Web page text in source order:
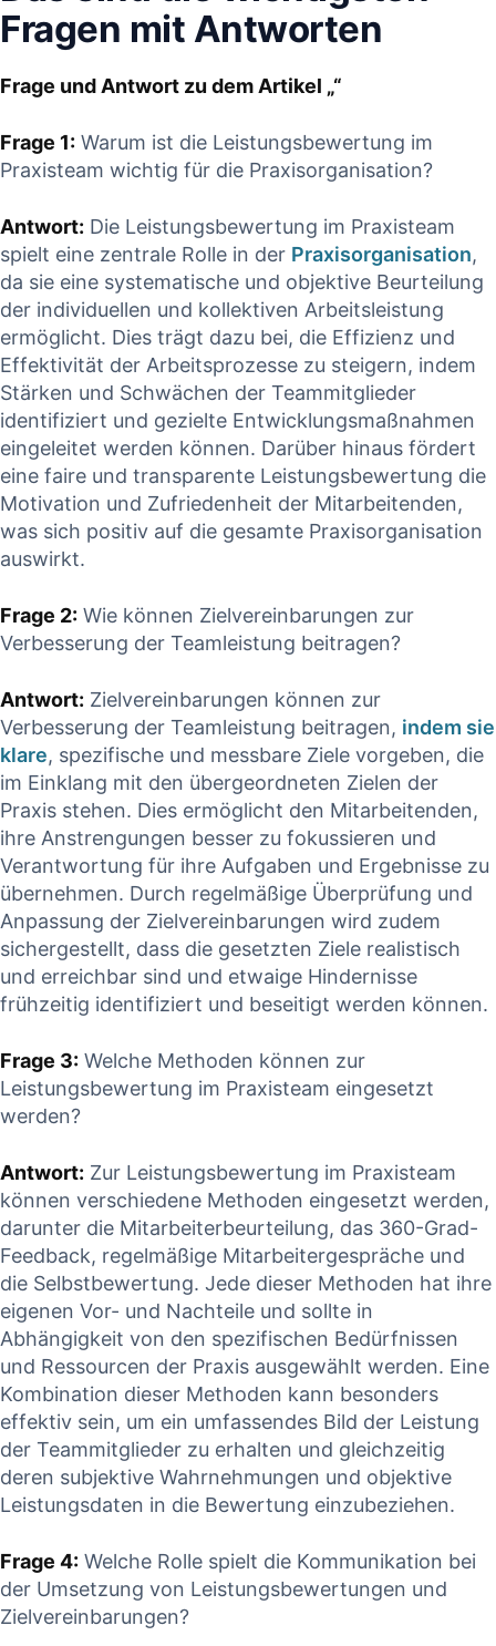
Fragen mit Antworten
Frage und​ Antwort zu dem Artikel „“
Frage‍ 1: ​Warum‌ ist die Leistungsbewertung im
Praxisteam wichtig für‌ die ⁢Praxisorganisation?
Antwort: Die Leistungsbewertung im Praxisteam
spielt eine zentrale ⁣Rolle⁣ in ⁤der Praxisorganisation,
da⁤ sie eine systematische und objektive Beurteilung
der individuellen und kollektiven Arbeitsleistung
⁤ermöglicht. Dies trägt‍ dazu bei, die Effizienz und
Effektivität ⁤der Arbeitsprozesse zu steigern, indem
Stärken und Schwächen der Teammitglieder
identifiziert und gezielte Entwicklungsmaßnahmen
eingeleitet werden können. Darüber ⁤hinaus fördert
eine ⁣faire und transparente Leistungsbewertung⁢ die
Motivation und Zufriedenheit der Mitarbeitenden,
was‍ sich positiv auf die gesamte Praxisorganisation‌
auswirkt.
Frage 2: ⁤Wie können Zielvereinbarungen zur
Verbesserung der Teamleistung beitragen?
Antwort: Zielvereinbarungen können zur
Verbesserung der Teamleistung beitragen, indem sie
klare, spezifische und⁢ messbare Ziele vorgeben, die
im Einklang mit den übergeordneten Zielen der
Praxis‍ stehen. Dies ermöglicht den Mitarbeitenden,
ihre Anstrengungen besser⁤ zu fokussieren und
Verantwortung für ihre Aufgaben und Ergebnisse zu
‍übernehmen. Durch regelmäßige Überprüfung und
Anpassung ​der Zielvereinbarungen wird zudem
sichergestellt, dass die ⁢gesetzten ‌Ziele realistisch
und erreichbar sind und etwaige ‍Hindernisse
frühzeitig ‍identifiziert und beseitigt werden können.
Frage 3: Welche Methoden können⁢ zur
Leistungsbewertung im Praxisteam eingesetzt
werden?
Antwort: ⁤Zur Leistungsbewertung ‌im ⁤Praxisteam
können verschiedene​ Methoden eingesetzt werden,‍
darunter die Mitarbeiterbeurteilung, das 360-Grad-
Feedback, regelmäßige Mitarbeitergespräche und
die ⁢Selbstbewertung. Jede dieser Methoden ⁤hat​ ihre
eigenen Vor- ‍und Nachteile und sollte in
Abhängigkeit von den spezifischen​ Bedürfnissen
und Ressourcen der Praxis ausgewählt werden. Eine
Kombination dieser Methoden kann besonders
effektiv ‌sein, um ein umfassendes Bild der⁢ Leistung
der ‌Teammitglieder zu erhalten und ⁤gleichzeitig
deren subjektive⁣ Wahrnehmungen und objektive
Leistungsdaten ⁣in die Bewertung einzubeziehen.
Frage 4: Welche Rolle spielt die Kommunikation bei
der Umsetzung von Leistungsbewertungen und
Zielvereinbarungen?